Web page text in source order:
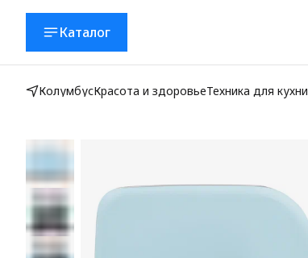
Каталог
КолумбусКрасота и здоровьеТехника для кухни